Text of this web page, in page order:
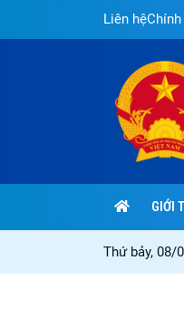
Liên hệ
GIỚI
Thứ bảy, 08/
Thực hiện "4 đúng, 3